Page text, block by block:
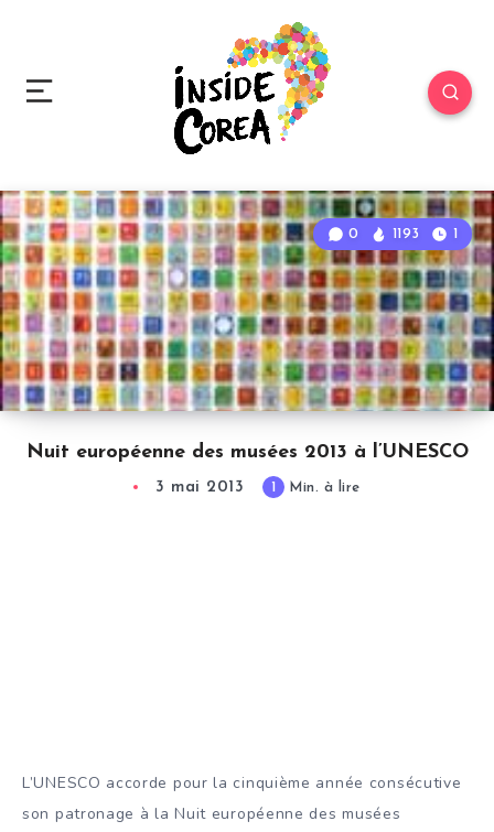
Nuit européenne des musées 2013 à l’UNESCO
0 1193 1
3 mai 2013 1 Min. à lire
L’UNESCO accorde pour la cinquième année consécutive
son patronage à la Nuit européenne des musées